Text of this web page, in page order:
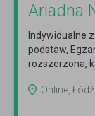
Ariadna
Indywidualne
podstaw,
rozszerzona,
Online,